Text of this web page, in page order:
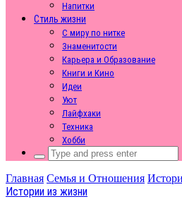
Напитки
Стиль жизни
С миру по нитке
Знаменитости
Карьера и Образование
Книги и Кино
Идеи
Уют
Лайфхаки
Техника
Хобби
Search
for:
Главная Семья и Отношения
Истории из жизни